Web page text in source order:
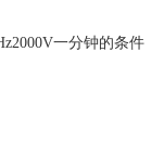
一分钟的条件